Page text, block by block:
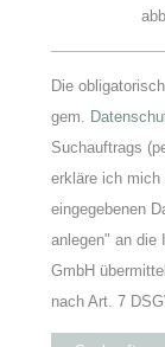
Die
gem.
Suchauftrags
erkläre ich
eingegebenen
anlegen" an die
GmbH
nach Art. 7